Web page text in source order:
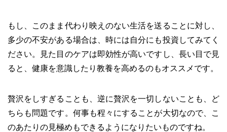
もし、このまま代わり映えのない生活を送ることに対し、
多少の不安がある場合は、時には自分にも投資してみてく
ださい。見た目のケアは即効性が高いですし、長い目で見
ると、健康を意識したり教養を高めるのもオススメです。
贅沢をしすぎることも、逆に贅沢を一切しないことも、ど
ちらも問題です。何事も程々にすることが大切なので、こ
のあたりの見極めもできるようになりたいものですね。